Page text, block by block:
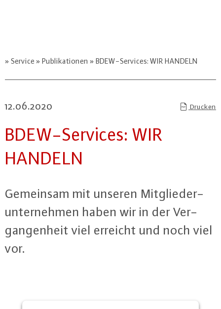
Service Publikationen BDEW-Services: WIR HANDELN
12.06.2020 Drucken
BDEW-Ser­vices: WIR
HANDELN
Gemeinsam mit unseren Mit­glie­der­
un­ter­neh­men haben wir in der Ver­
gan­gen­heit viel erreicht und noch viel
vor.